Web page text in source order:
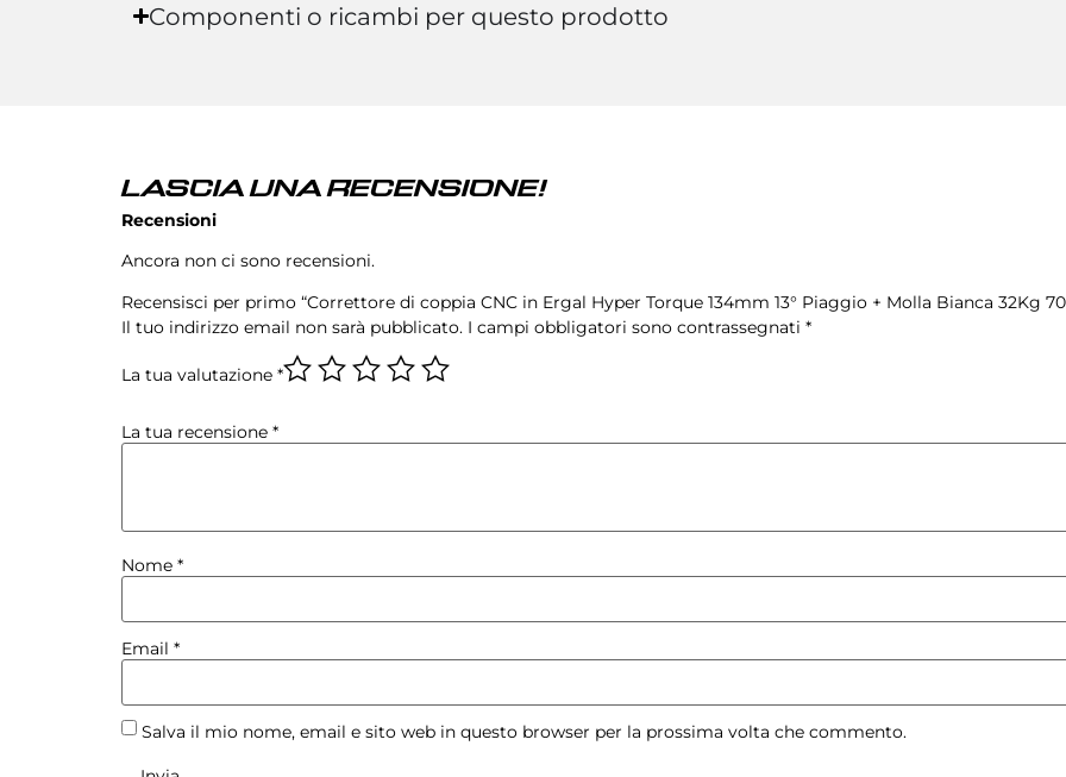
Componenti o ricambi per questo prodotto
LASCIA UNA RECENSIONE!
Recensioni
Ancora non ci sono recensioni.
Recensisci per primo “Correttore di coppia CNC in Ergal Hyper Torque 134mm 13° Piaggio + Molla Bianca 32Kg
Il tuo indirizzo email non sarà pubblicato. I campi obbligatori sono contrassegnati *
La tua valutazione *
La tua recensione *
Nome *
Email *
Salva il mio nome, email e sito web in questo browser per la prossima volta che commento.